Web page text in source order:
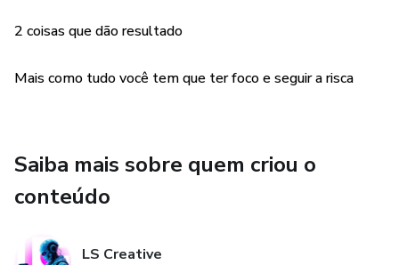
2 coisas que dão resultado
Mais como tudo você tem que ter foco e seguir a risca
Saiba mais sobre quem criou o
conteúdo
LS Creative